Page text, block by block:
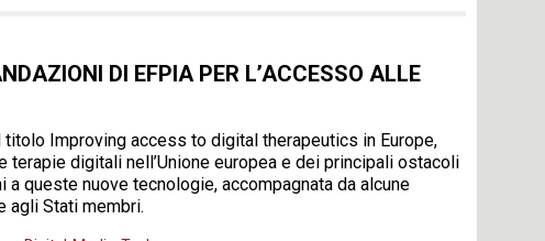
DI EFPIA PER L’ACCESSO ALLE
Improving access to digital therapeutics in Europe,
digitali nell’Unione europea e dei principali ostacoli
queste nuove tecnologie, accompagnata da alcune
agli Stati membri.